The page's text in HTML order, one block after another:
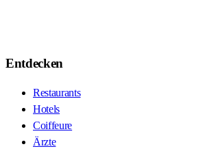
Entdecken
Restaurants
Hotels
Coiffeure
Ärzte